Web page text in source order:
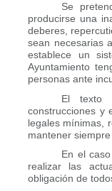
Se
producirse una
deberes,
sean necesarias
establece un
Ayuntamiento
personas ante
El texto
construcciones y
legales mínimas,
mantener
En el
realizar las
obligación de